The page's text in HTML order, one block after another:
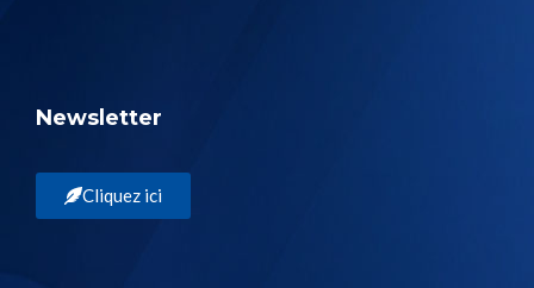
Newsletter
Cliquez ici